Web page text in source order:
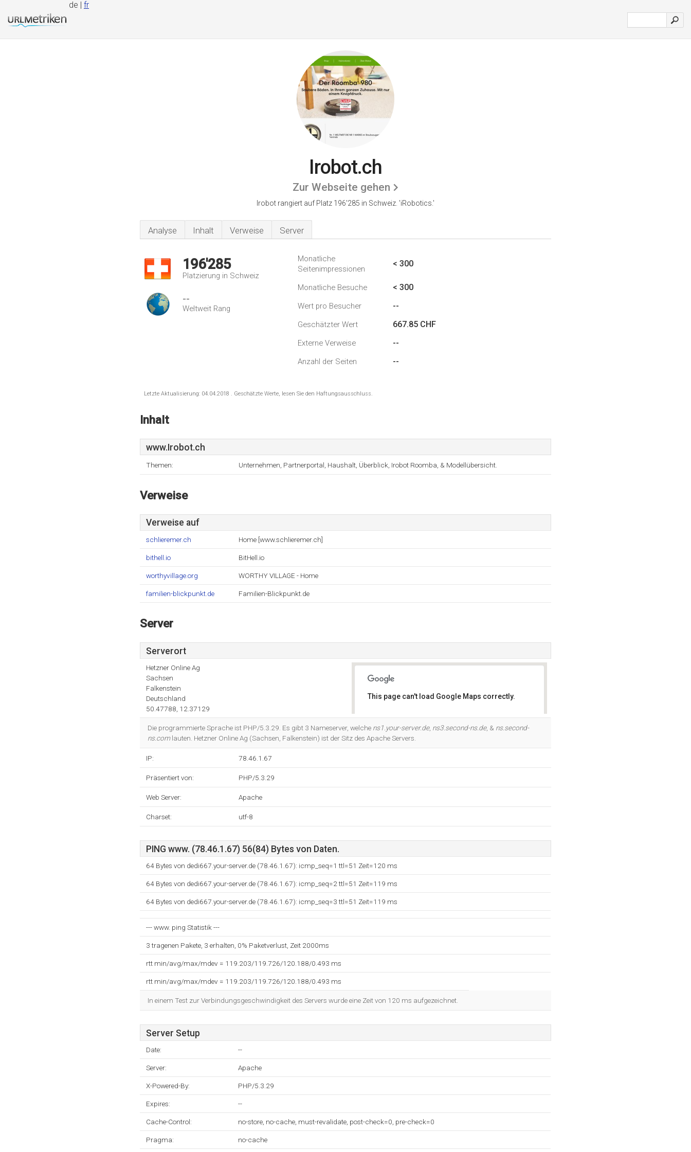
de | fr
Irobot.ch
Zur Webseite gehen
Irobot rangiert auf Platz 196'285 in Schweiz. 'iRobotics.'
Analyse Inhalt Verweise Server
196'285
Platzierung in Schweiz
--
Weltweit Rang
Monatliche
Seitenimpressionen
< 300
Monatliche Besuche < 300
Wert pro Besucher --
Geschätzter Wert 667.85 CHF
Externe Verweise --
Anzahl der Seiten --
Letzte Aktualisierung: 04.04.2018 . Geschätzte Werte, lesen Sie den Haftungsausschluss.
Inhalt
www.Irobot.ch
Themen: Unternehmen, Partnerportal, Haushalt, Überblick, Irobot Roomba, & Modellübersicht.
Verweise
Verweise auf
schlieremer.ch Home [www.schlieremer.ch]
bithell.io BitHell.io
worthyvillage.org WORTHY VILLAGE - Home
familien-blickpunkt.de Familien-Blickpunkt.de
Server
Serverort
Hetzner Online Ag
Sachsen
Falkenstein
Deutschland
50.47788, 12.37129
This page can't load Google Maps correctly.
Die programmierte Sprache ist PHP/5.3.29. Es gibt 3 Nameserver, welche ns1.your-server.de, ns3.second-ns.de, & ns.second-
ns.comlauten. Hetzner Online Ag (Sachsen, Falkenstein) ist der Sitz des Apache Servers.
IP: 78.46.1.67
Präsentiert von: PHP/5.3.29
Web Server: Apache
Charset: utf-8
PING www. (78.46.1.67) 56(84) Bytes von Daten.
64 Bytes von dedi667.your-server.de (78.46.1.67): icmp_seq=1 ttl=51 Zeit=120 ms
64 Bytes von dedi667.your-server.de (78.46.1.67): icmp_seq=2 ttl=51 Zeit=119 ms
64 Bytes von dedi667.your-server.de (78.46.1.67): icmp_seq=3 ttl=51 Zeit=119 ms
--- www. ping Statistik ---
3 tragenen Pakete, 3 erhalten, 0% Paketverlust, Zeit 2000ms
rtt min/avg/max/mdev = 119.203/119.726/120.188/0.493 ms
rtt min/avg/max/mdev = 119.203/119.726/120.188/0.493 ms
In einem Test zur Verbindungsgeschwindigkeit des Servers wurde eine Zeit von 120 ms aufgezeichnet.
Server Setup
Date: --
Server: Apache
X-Powered-By: PHP/5.3.29
Expires: --
Cache-Control: no-store, no-cache, must-revalidate, post-check=0, pre-check=0
Pragma: no-cache